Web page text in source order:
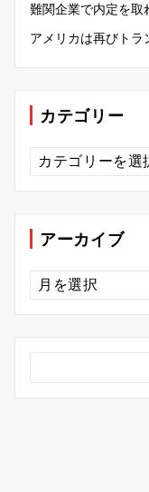
難関企業で内定を取
アメリカは再びトラ
カテゴリー
カ
テ
ゴ
ー
アーカイブ
ア
ー
カ
ブ